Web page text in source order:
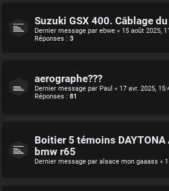
Suzuki GSX 400. Câblage du
Dernier message par ebwe « 15 août 2025,
Réponses : 3
aerographe???
Dernier message par Paul « 17 avr. 2025,
Réponses : 81
Boitier 5 témoins
bmw r65
Dernier message par alsace mon gaaass «